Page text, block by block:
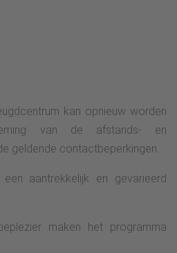
kan opnieuw worden
van de afstands- en
geldende contactbeperkingen.
aantrekkelijk en gevarieerd
maken het programma